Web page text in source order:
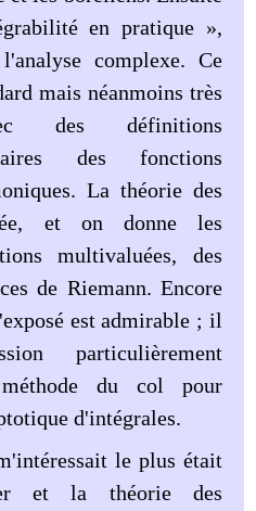
en pratique »,
complexe. Ce
mais néanmoins très
des définitions
des fonctions
La théorie des
et on donne les
multivaluées, des
de Riemann. Encore
est admirable ; il
particulièrement
du col pour
d'intégrales.
le plus était
et la théorie des